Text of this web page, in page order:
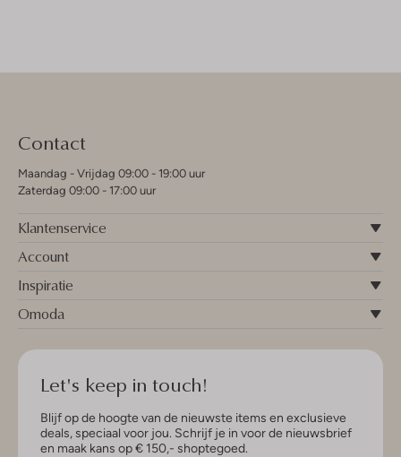
Contact
Maandag - Vrijdag 09:00 - 19:00 uur
Zaterdag 09:00 - 17:00 uur
Klantenservice
Account
Inspiratie
Omoda
Let's keep in touch!
Blijf op de hoogte van de nieuwste items en exclusieve
deals, speciaal voor jou. Schrijf je in voor de nieuwsbrief
en maak kans op € 150,- shoptegoed.